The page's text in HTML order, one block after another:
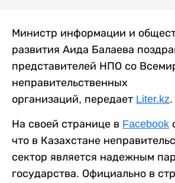
Министр информации и
развития Аида Балаева
представителей НПО со
неправительственных
организаций, передает Liter.kz.
На своей странице в Facebook
что в Казахстане
сектор является надежным
государства. Официально в